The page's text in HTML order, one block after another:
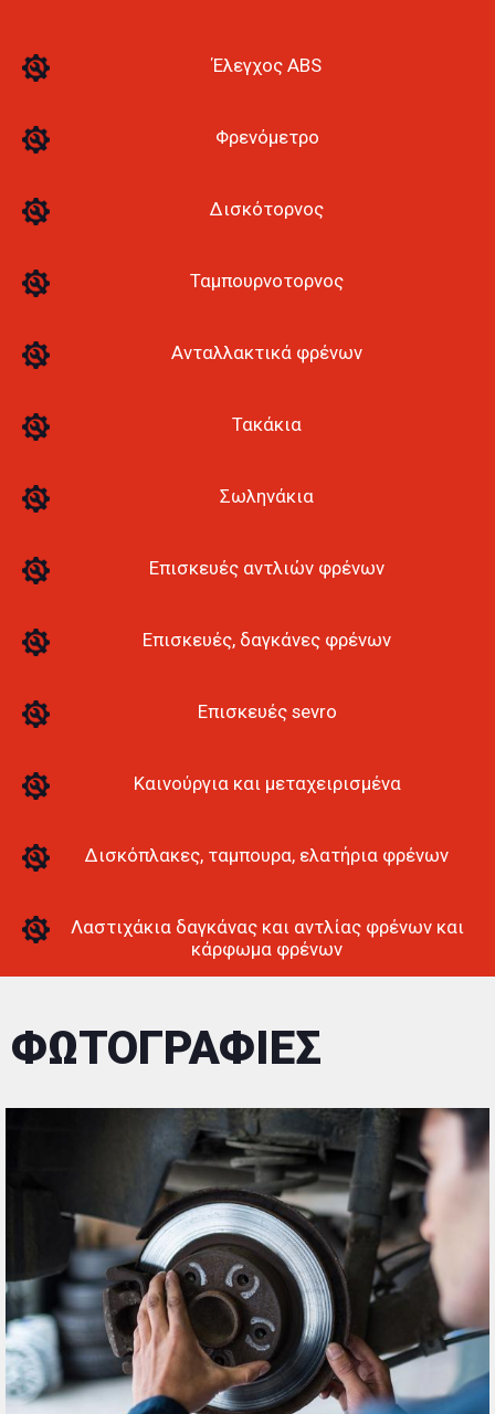
Έλεγχος ABS
Φρενόμετρο
Δισκότορνος
Ταμπουρνοτορνος
Ανταλλακτικά φρένων
Τακάκια
Σωληνάκια
Επισκευές αντλιών φρένων
Επισκευές, δαγκάνες φρένων
Επισκευές sevro
Καινούργια και μεταχειρισμένα
Δισκόπλακες, ταμπουρα, ελατήρια φρένων
Λαστιχάκια δαγκάνας και αντλίας φρένων και
κάρφωμα φρένων
ΦΩΤΟΓΡΑΦΙΕΣ